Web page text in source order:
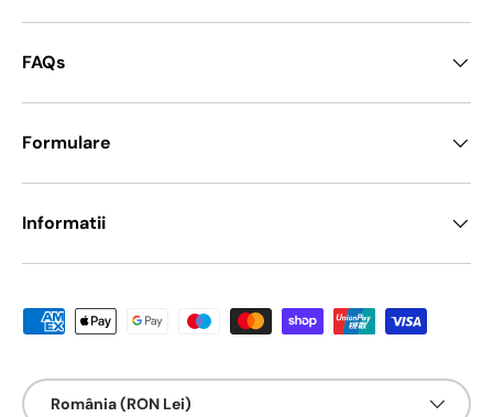
FAQs
Formulare
Informatii
Metode de platā acceptate
Țarǎ/Regiune
România (RON Lei)